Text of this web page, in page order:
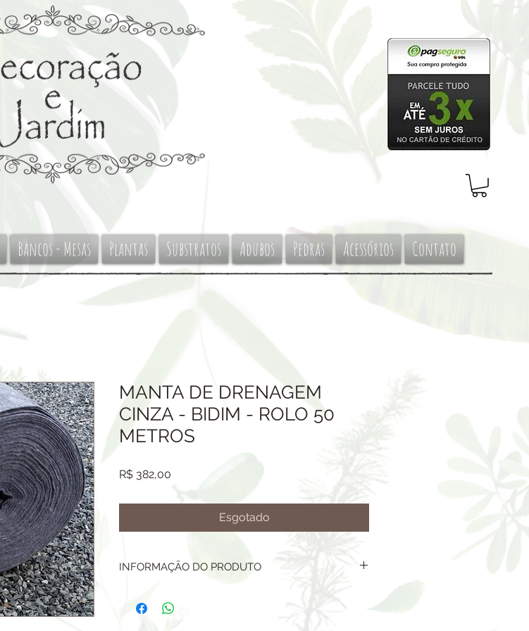
Bancos - Mesas Plantas Substratos Adubos Pedras Acessórios Contato
MANTA DE DRENAGEM
CINZA - BIDIM - ROLO 50
METROS
R$ 382,00
Esgotado
INFORMAÇÃO DO PRODUTO
MEDIDAS: ROLO 1,40 X 50,00 metros